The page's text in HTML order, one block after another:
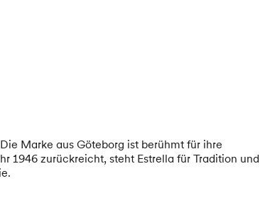
Marke aus Göteborg ist berühmt für ihre
1946 zurückreicht, steht Estrella für Tradition und